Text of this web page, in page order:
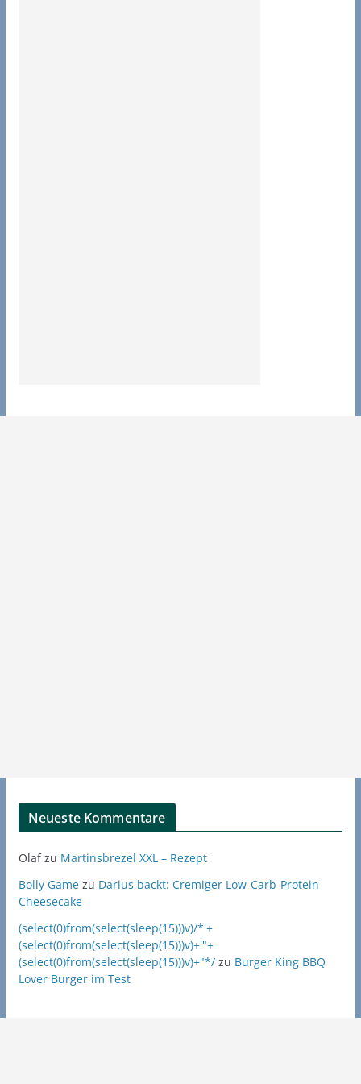
Neueste Kommentare
Olafzu Martinsbrezel XXL – Rezept
Bolly Gamezu Darius backt: Cremiger Low-Carb-Protein
Cheesecake
(select(0)from(select(sleep(15)))v)/*'+
(select(0)from(select(sleep(15)))v)+'"+
(select(0)from(select(sleep(15)))v)+"*/zu Burger King BBQ
Lover Burger im Test